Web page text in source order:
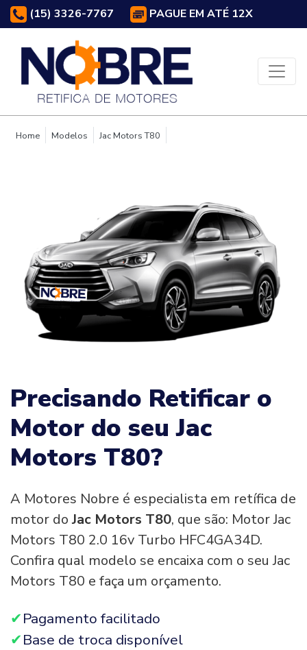
(15) 3326-7767 PAGUE EM ATÉ 12X
Home Modelos Jac Motors T80
Precisando Retificar o
Motor do seu Jac
Motors T80?
A Motores Nobre é especialista em retífica de
motor doJac Motors T80, que são: Motor Jac
Motors T80 2.0 16v Turbo HFC4GA34D.
Confira qual modelo se encaixa com o seu Jac
Motors T80 e faça um orçamento.
Pagamento facilitado
Base de troca disponível